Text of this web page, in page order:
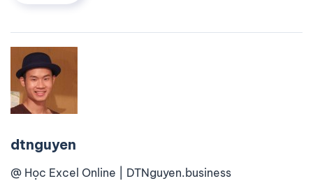
dtnguyen
@ Học Excel Online | DTNguyen.business